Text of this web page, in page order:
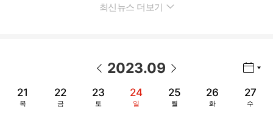
최신뉴스 더보기
2023.09
21
목
22
금
23
토
24
일
25
월
26
화
27
수